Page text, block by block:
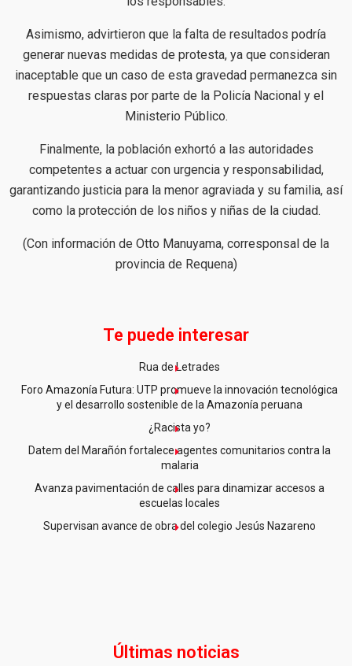
Asimismo, advirtieron que la falta de resultados podría
generar nuevas medidas de protesta, ya que consideran
inaceptable que un caso de esta gravedad permanezca sin
respuestas claras por parte de la Policía Nacional y el
Ministerio Público.
Finalmente, la población exhortó a las autoridades
competentes a actuar con urgencia y responsabilidad,
garantizando justicia para la menor agraviada y su familia, así
como la protección de los niños y niñas de la ciudad.
(Con información de Otto Manuyama, corresponsal de la
provincia de Requena)
Te puede interesar
Rua de Letrades
Foro Amazonía Futura: UTP promueve la innovación tecnológica
y el desarrollo sostenible de la Amazonía peruana
¿Racista yo?
Datem del Marañón fortalece agentes comunitarios contra la
malaria
Avanza pavimentación de calles para dinamizar accesos a
escuelas locales
Supervisan avance de obra del colegio Jesús Nazareno
Últimas noticias